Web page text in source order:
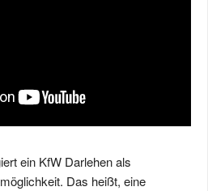
ein KfW Darlehen als
Das heißt, eine